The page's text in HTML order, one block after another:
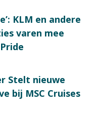
KLM en andere
varen mee
Stelt nieuwe
bij MSC Cruises